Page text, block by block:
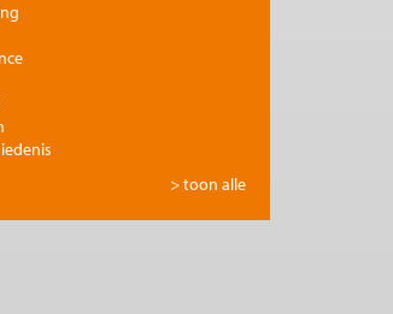
> toon alle